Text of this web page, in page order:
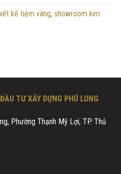
kế tiệm vàng, showroom kim
TƯ XÂY DỰNG PHÚ LONG
Phường Thạnh Mỹ Lợi, TP. Thủ